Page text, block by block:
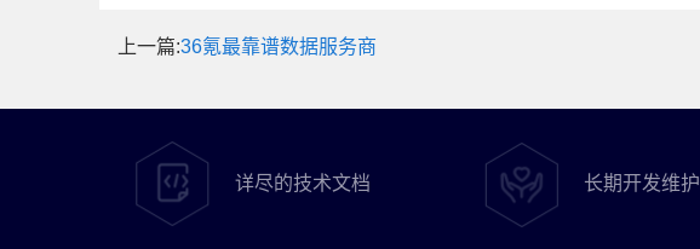
上一篇:36氪最靠谱数据服务商
详尽的技术文档 长期开发维护